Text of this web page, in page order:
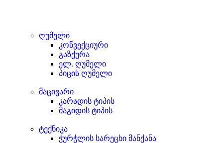
ღუმელი
კონვექციური
გაზქურა
ელ. ღუმელი
პიცის ღუმელი
მაცივარი
კარადის ტიპის
მაგიდის ტიპის
ტექნიკა
ჭურჭლის სარეცხი მანქანა